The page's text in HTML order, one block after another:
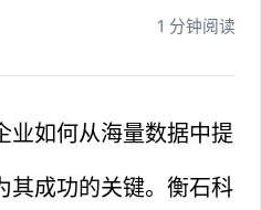
1 分钟阅读
业如何从海量数据中提
其成功的关键。衡石科